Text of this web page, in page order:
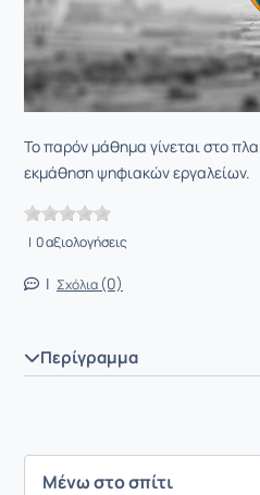
Το παρόν μάθημα γίνεται στο
εκμάθηση ψηφιακών εργαλείων.
| 0 αξιολογήσεις
| Σχόλια (0)
Περίγραμμα
Μένω στο σπίτι